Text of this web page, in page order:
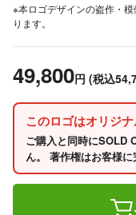
※本ロゴデザインの盗作・
ります。
49,800円 (税込
このロゴはオリジ
ご購入と同時にSOLD
ん。 著作権はお客様に